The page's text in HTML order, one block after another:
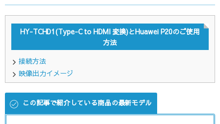
HY-TCHD1(Type-C to HDMI 変換)とHuawei P20のご使用
方法
接続方法
映像出力イメージ
この記事で紹介している商品の最新モデル